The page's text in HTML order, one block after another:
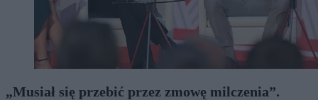
„Musiał się przebić przez zmowę milczenia”.